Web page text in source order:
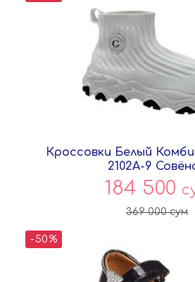
Кроссовки Белый
2102A-9
184 500
369 000сум
-50%